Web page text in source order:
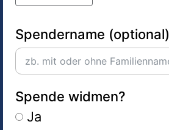
Spendername (optional)
Spende widmen?
Ja